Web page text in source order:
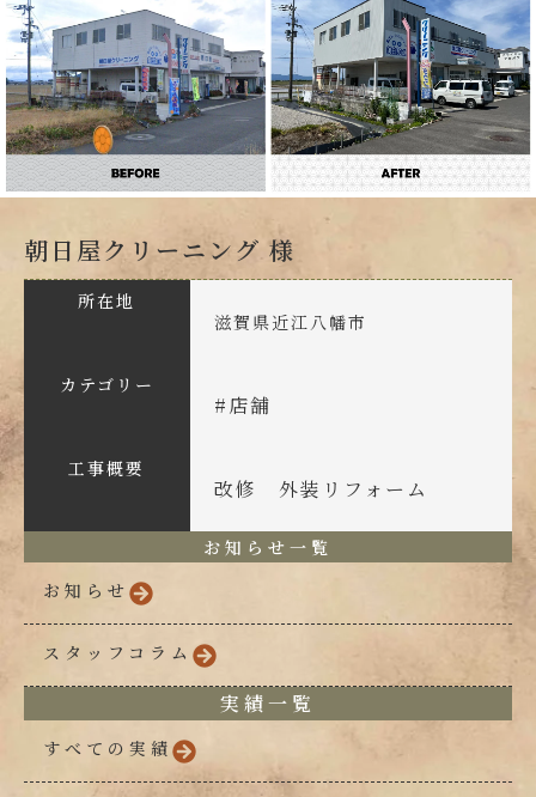
朝日屋クリーニング 様
所在地
滋賀県近江八幡市
カテゴリー
#店舗
工事概要
改修 外装リフォーム
お知らせ一覧
お知らせ
スタッフコラム
実績一覧
すべての実績